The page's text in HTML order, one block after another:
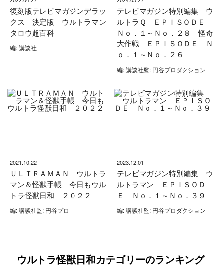
復刻版テレビマガジンデラッ
クス 決定版 ウルトラマン
タロウ超百科
編: 講談社
テレビマガジン特別編集 ウ
ルトラＱ ＥＰＩＳＯＤＥ
Ｎｏ．１～Ｎｏ．２８ 怪奇
大作戦 ＥＰＩＳＯＤＥ Ｎ
ｏ．１～Ｎｏ．２６
編: 講談社監: 円谷プロダクション
2021.10.22
ＵＬＴＲＡＭＡＮ ウルトラ
マン＆怪獣手帳 今日もウル
トラ怪獣日和 ２０２２
編: 講談社監: 円谷プロ
2023.12.01
テレビマガジン特別編集 ウ
ルトラマン ＥＰＩＳＯＤ
Ｅ Ｎｏ．１～Ｎｏ．３９
編: 講談社監: 円谷プロダクション
ウルトラ怪獣日和カテゴリーのランキング